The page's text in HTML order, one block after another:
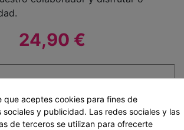
24,90 €
que aceptes cookies para fines de
sociales y publicidad. Las redes sociales y las
de terceros se utilizan para ofrecerte